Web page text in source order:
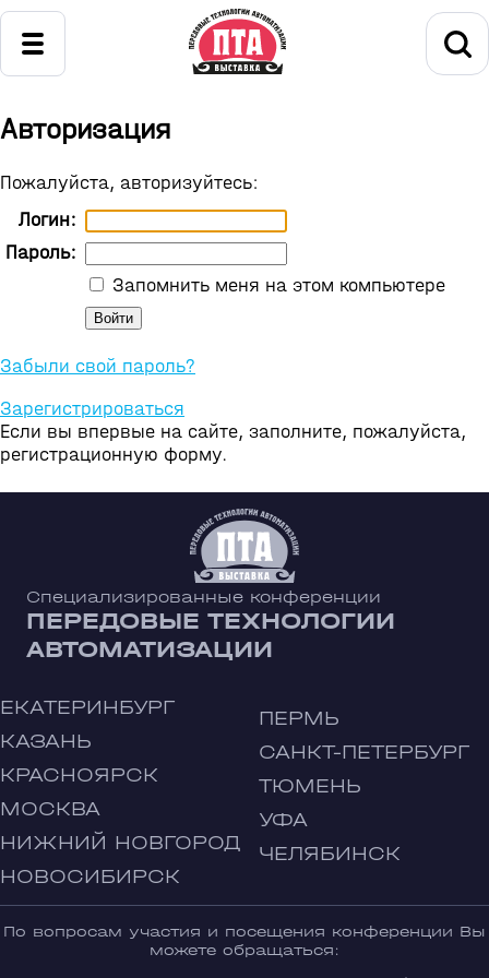
Авторизация
Пожалуйста, авторизуйтесь:
Логин:
Пароль:
Запомнить меня на этом компьютере
Забыли свой пароль?
Зарегистрироваться
Если вы впервые на сайте, заполните, пожалуйста,
регистрационную форму.
Специализированные конференции
ПЕРЕДОВЫЕ ТЕХНОЛОГИИ
АВТОМАТИЗАЦИИ
ЕКАТЕРИНБУРГ
КАЗАНЬ
КРАСНОЯРСК
МОСКВА
НИЖНИЙ НОВГОРОД
НОВОСИБИРСК
ПЕРМЬ
САНКТ-ПЕТЕРБУРГ
ТЮМЕНЬ
УФА
ЧЕЛЯБИНСК
По вопросам участия и посещения конференции Вы
можете обращаться: